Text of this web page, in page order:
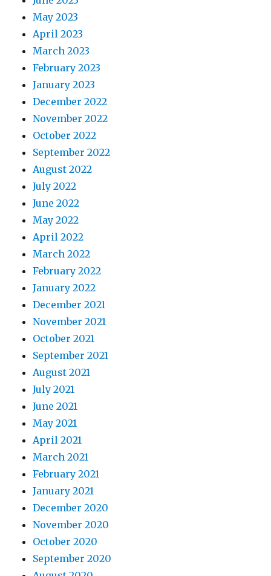
May 2023
April 2023
March 2023
February 2023
January 2023
December 2022
November 2022
October 2022
September 2022
August 2022
July 2022
June 2022
May 2022
April 2022
March 2022
February 2022
January 2022
December 2021
November 2021
October 2021
September 2021
August 2021
July 2021
June 2021
May 2021
April 2021
March 2021
February 2021
January 2021
December 2020
November 2020
October 2020
September 2020